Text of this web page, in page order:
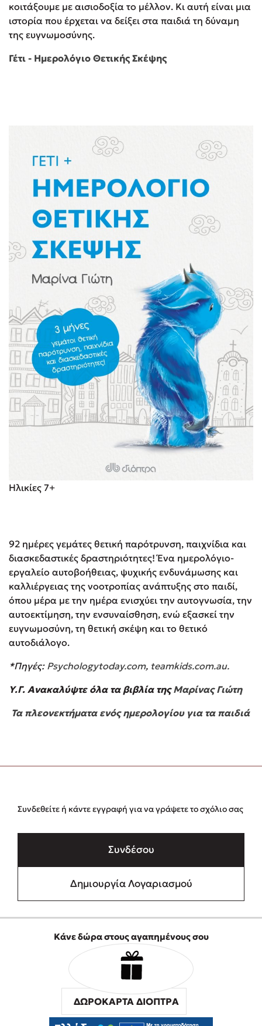
κοιτάξουμε με αισιοδοξία το μέλλον. Κι αυτή είναι μια
ιστορία που έρχεται να δείξει στα παιδιά τη δύναμη
της ευγνωμοσύνης.
Γέτι - Ημερολόγιο Θετικής Σκέψης
Ηλικίες 7+
92 ημέρες γεμάτες θετική παρότρυνση, παιχνίδια και
διασκεδαστικές δραστηριότητες! Ένα ημερολόγιο-
εργαλείο αυτοβοήθειας, ψυχικής ενδυνάμωσης και
καλλιέργειας της νοοτροπίας ανάπτυξης στο παιδί,
όπου μέρα με την ημέρα ενισχύει την αυτογνωσία, την
αυτοεκτίμηση, την ενσυναίσθηση, ενώ εξασκεί την
ευγνωμοσύνη, τη θετική σκέψη και το θετικό
αυτοδιάλογο.
*Πηγές: Psychologytoday.com, teamkids.com.au.
Υ.Γ. Ανακαλύψτε όλα τα βιβλία της Μαρίνας Γιώτη
Τα πλεονεκτήματα ενός ημερολογίου για τα παιδιά
Συνδεθείτε ή κάντε εγγραφή για να γράψετε το σχόλιο σας
Συνδέσου
Δημιουργία Λογαριασμού
Κάνε δώρα στους αγαπημένους σου
ΔΩΡΟΚΑΡΤΑ ΔΙΟΠΤΡΑ